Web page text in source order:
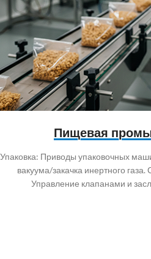
Пищевая
Упаковка: Приводы упаковочных
вакуума/закачка инертного
Управление клапанами и